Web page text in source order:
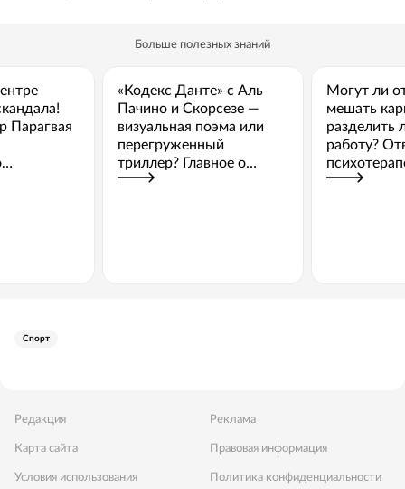
Больше полезных знаний
Парагвая
«Кодекс Данте» с Аль
Пачино и Скорсезе —
визуальная поэма или
перегруженный
триллер? Главное о
премьере
Могут ли
мешать
разделить
работу?
Спорт
Редакция Реклама
Карта сайта Правовая информация
Условия использования Политика конфиденциальности